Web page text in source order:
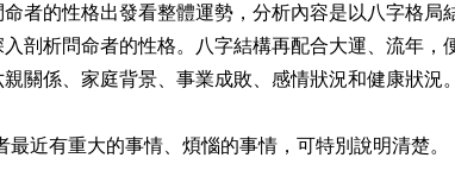
命者的性格出發看整體運勢，分析內容是以八字格局
剖析問命者的性格。八字結構再配合大運、流年，
關係、家庭背景、事業成敗、感情狀況和健康狀況。
最近有重大的事情、煩惱的事情，可特別說明清楚。